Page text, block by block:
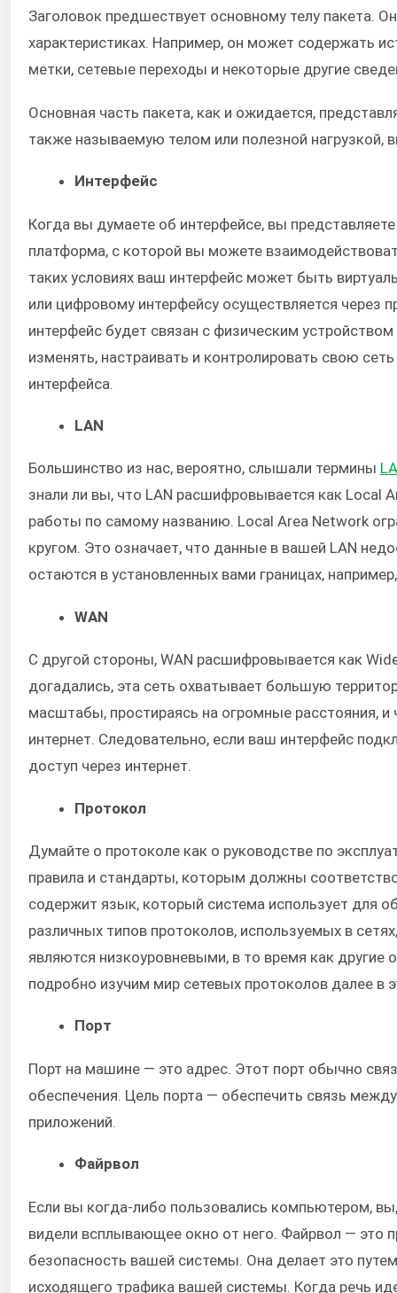
Заголовок предшествует основному телу пакета.
характеристиках. Например, он может содержать
метки, сетевые переходы и некоторые другие
Основная часть пакета, как и ожидается,
также называемую телом или полезной нагрузкой,
Интерфейс
Когда вы думаете об интерфейсе, вы
платформа, с которой вы можете
таких условиях ваш интерфейс может быть
или цифровому интерфейсу осуществляется через
интерфейс будет связан с физическим
изменять, настраивать и контролировать свою
интерфейса.
LAN
Большинство из нас, вероятно, слышали термины
знали ли вы, что LAN расшифровывается как Local
работы по самому названию. Local Area Network
кругом. Это означает, что данные в вашей LAN
остаются в установленных вами границах,
WAN
С другой стороны, WAN расшифровывается как
догадались, эта сеть охватывает большую
масштабы, простираясь на огромные расстояния,
интернет. Следовательно, если ваш интерфейс
доступ через интернет.
Протокол
Думайте о протоколе как о руководстве по
правила и стандарты, которым должны
содержит язык, который система использует для
различных типов протоколов, используемых в
являются низкоуровневыми, в то время как
подробно изучим мир сетевых протоколов далее в
Порт
Порт на машине — это адрес. Этот порт обычно
обеспечения. Цель порта — обеспечить связь
приложений.
Файрвол
Если вы когда-либо пользовались компьютером,
видели всплывающее окно от него. Файрвол — это
безопасность вашей системы. Она делает это
исходящего трафика вашей системы. Когда речь